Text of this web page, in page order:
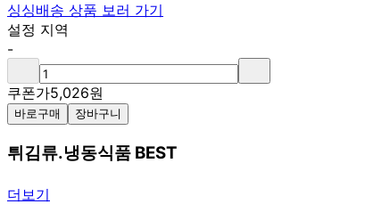
싱싱배송 상품 보러 가기
설정 지역
-
쿠폰가5,026원
바로구매 장바구니
튀김류.냉동식품 BEST
더보기